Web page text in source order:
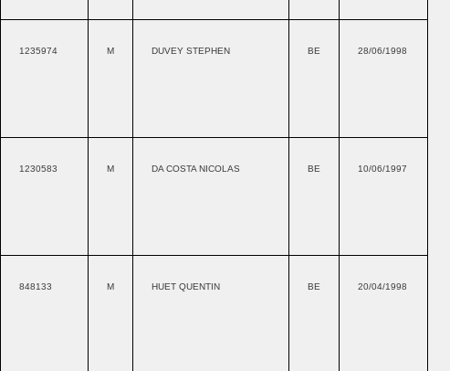
1235974 M DUVEY STEPHEN BE 28/06/1998
1230583 M DA COSTA NICOLAS BE 10/06/1997
848133 M HUET QUENTIN BE 20/04/1998